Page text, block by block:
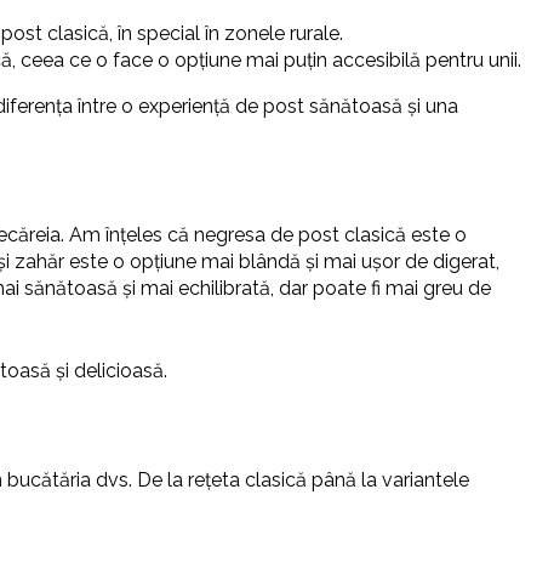
clasică, în special în zonele rurale.
ceea ce o face o opțiune mai puțin accesibilă pentru unii.
între o experiență de post sănătoasă și una
Am înțeles că negresa de post clasică este o
este o opțiune mai blândă și mai ușor de digerat,
sănătoasă și mai echilibrată, dar poate fi mai greu de
și delicioasă.
dvs. De la rețeta clasică până la variantele